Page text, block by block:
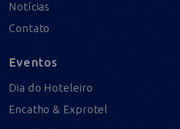
Notícias
Contato
Eventos
Dia do Hoteleiro
Encatho & Exprotel